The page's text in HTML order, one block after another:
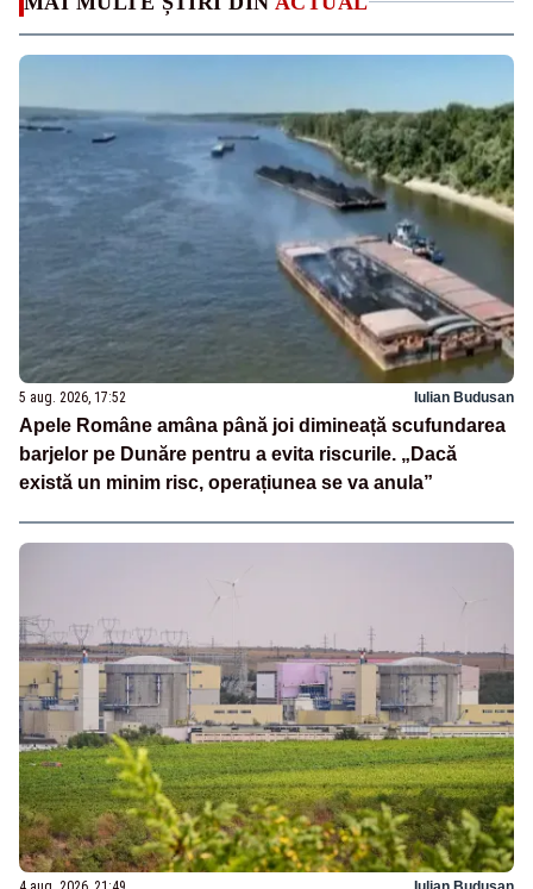
5 aug. 2026, 17:52 Iulian Budusan
Apele Române amâna până joi dimineață scufundarea
barjelor pe Dunăre pentru a evita riscurile. „Dacă
există un minim risc, operațiunea se va anula”